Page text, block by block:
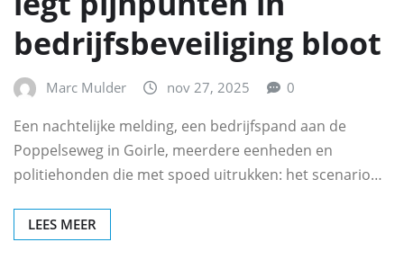
bedrijfsbeveiliging bloot
Marc Mulder nov 27, 2025 0
Een nachtelijke melding, een bedrijfspand aan de
Poppelseweg in Goirle, meerdere eenheden en
politiehonden die met spoed uitrukken: het scenario…
LEES MEER